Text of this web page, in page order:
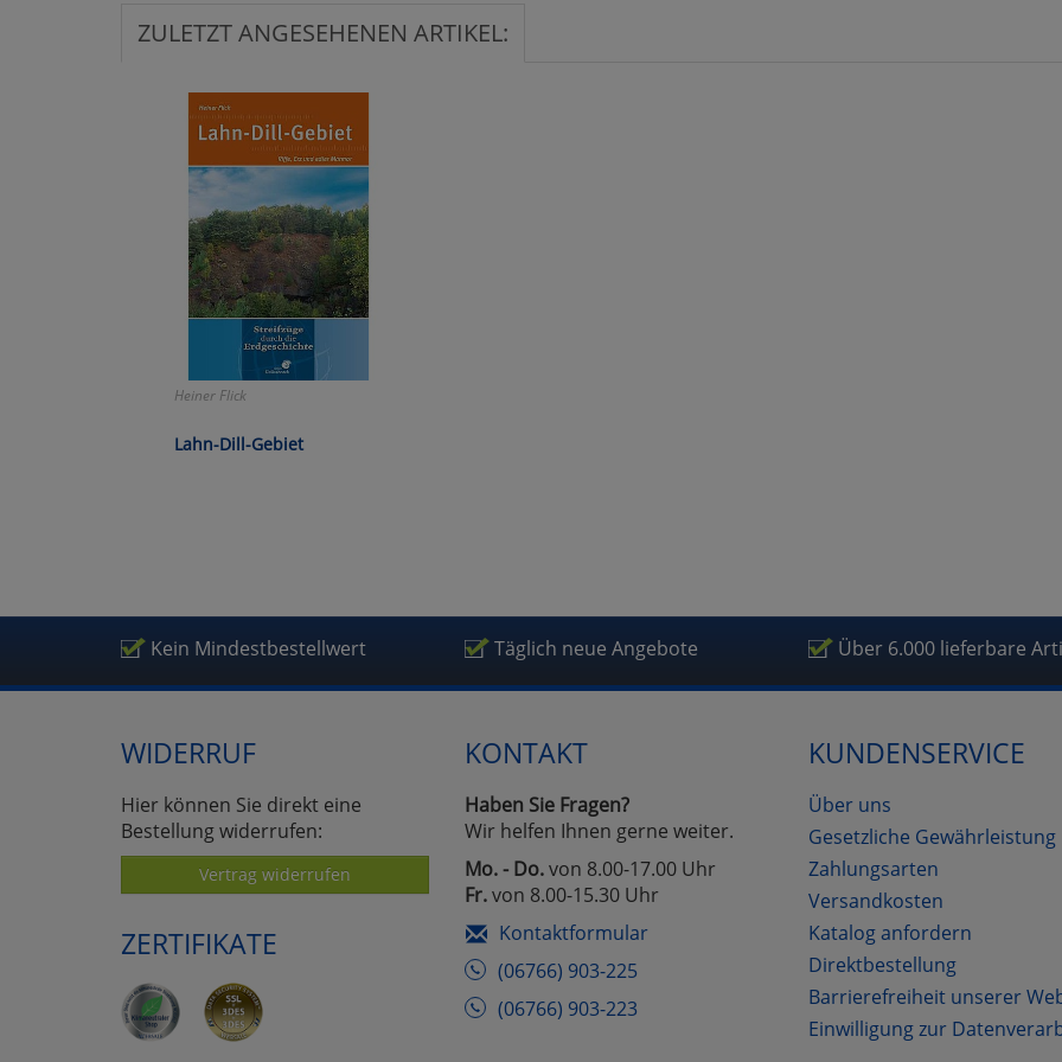
ZULETZT ANGESEHENEN ARTIKEL:
Heiner Flick
Lahn-Dill-Gebiet
Kein Mindestbestellwert Täglich neue Angebote Über 6.000 lieferbare
WIDERRUF
Hier können Sie direkt eine
Bestellung widerrufen:
Vertrag widerrufen
ZERTIFIKATE
KONTAKT
Haben Sie Fragen?
Wir helfen Ihnen gerne weiter.
Mo. - Do.von 8.00-17.00 Uhr
Fr.von 8.00-15.30 Uhr
Kontaktformular
(06766) 903-225
(06766) 903-223
KUNDENSERVICE
Über uns
Gesetzliche Gewährleistung
Zahlungsarten
Versandkosten
Katalog anfordern
Direktbestellung
Barrierefreiheit unserer
Einwilligung zur